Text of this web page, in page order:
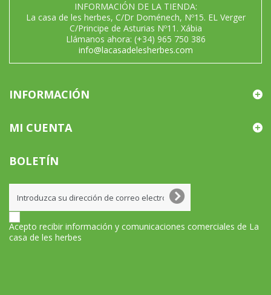
INFORMACIÓN DE LA TIENDA:
La casa de les herbes, C/Dr Doménech, Nº15. EL Verger
C/Principe de Asturias Nº11. Xábia
Llámanos ahora: (+34) 965 750 386
info@lacasadelesherbes.com
INFORMACIÓN
MI CUENTA
BOLETÍN
Acepto recibir información y comunicaciones comerciales de La
casa de les herbes